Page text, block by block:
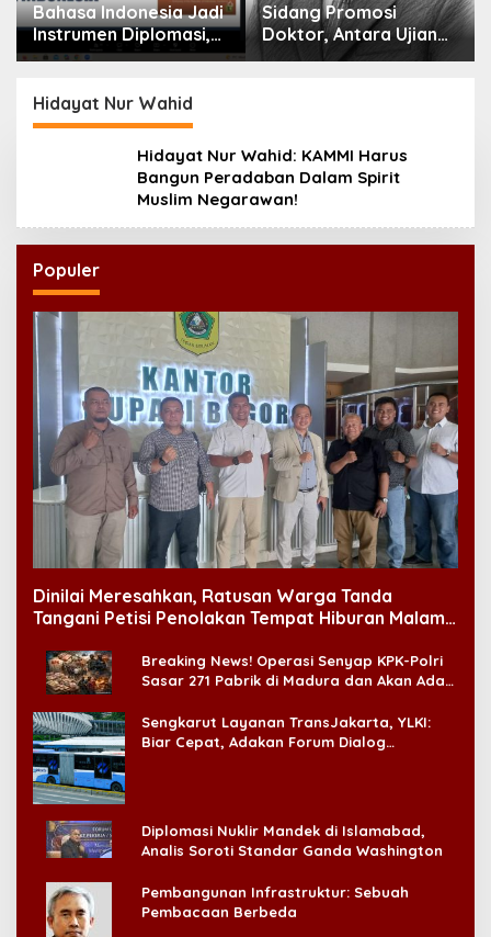
Sidang Promosi
Doktor, Antara Ujian
Ilmiah dan Pesta
Gus Kikin: Qanun Asasi
Menjadi Rujukan
Tertinggi NU,
Hidayat Nur Wahid
Hidayat Nur Wahid: KAMMI Harus
Bangun Peradaban Dalam Spirit
Muslim Negarawan!
Populer
Dinilai Meresahkan, Ratusan Warga Tanda
Tangani Petisi Penolakan Tempat Hiburan Malam
Breaking News! Operasi Senyap KPK-Polri
Sasar 271 Pabrik di Madura dan Akan Ada
Sengkarut Layanan TransJakarta, YLKI:
Biar Cepat, Adakan Forum Dialog
Diplomasi Nuklir Mandek di Islamabad,
Analis Soroti Standar Ganda Washington
Pembangunan Infrastruktur: Sebuah
Pembacaan Berbeda